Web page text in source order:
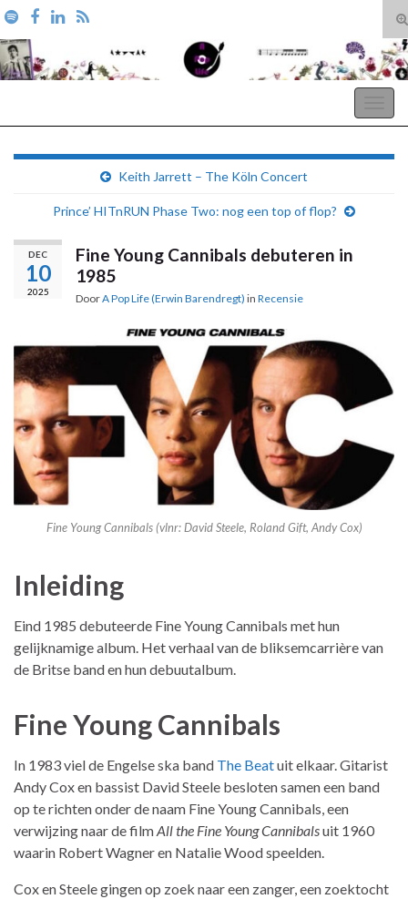
Search for:
Keith Jarrett – The Köln Concert
Prince’ HITnRUN Phase Two: nog een top of flop?
DEC
10
2025
Fine Young Cannibals debuteren in
1985
DoorA Pop Life (Erwin Barendregt) in Recensie
Fine Young Cannibals (vlnr: David Steele, Roland Gift, Andy Cox)
Inleiding
Eind 1985 debuteerde Fine Young Cannibals met hun
gelijknamige album. Het verhaal van de bliksemcarrière van
de Britse band en hun debuutalbum.
Fine Young Cannibals
In 1983 viel de Engelse ska band The Beatuit elkaar. Gitarist
Andy Cox en bassist David Steele besloten samen een band
op te richten onder de naam Fine Young Cannibals, een
verwijzing naar de filmAll the Fine Young Cannibalsuit 1960
waarin Robert Wagner en Natalie Wood speelden.
Cox en Steele gingen op zoek naar een zanger, een zoektocht